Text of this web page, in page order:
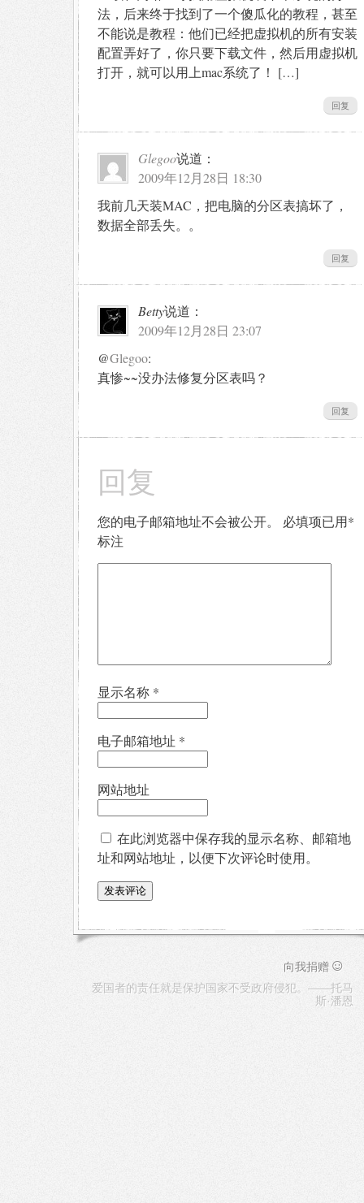
法，后来终于找到了一个傻瓜化的教程，甚至
不能说是教程：他们已经把虚拟机的所有安装
配置弄好了，你只要下载文件，然后用虚拟机
打开，就可以用上mac系统了！ […]
回复
Glegoo说道：
2009年12月28日 18:30
我前几天装MAC，把电脑的分区表搞坏了，
数据全部丢失。。
回复
Betty说道：
2009年12月28日 23:07
@Glegoo:
真惨~~没办法修复分区表吗？
回复
回复
您的电子邮箱地址不会被公开。 必填项已用*
标注
显示名称 *
电子邮箱地址 *
网站地址
在此浏览器中保存我的显示名称、邮箱地
址和网站地址，以便下次评论时使用。
向我捐赠 ☺
爱国者的责任就是保护国家不受政府侵犯。——托马
斯·潘恩